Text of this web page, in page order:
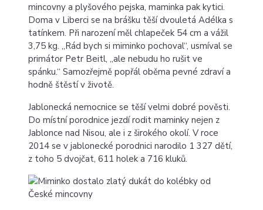
mincovny a plyšového pejska, maminka pak kytici.
Doma v Liberci se na brášku těší dvouletá Adélka s
tatínkem. Při narození měl chlapeček 54 cm a vážil
3,75 kg. „Rád bych si miminko pochoval“, usmíval se
primátor Petr Beitl, „ale nebudu ho rušit ve
spánku.“ Samozřejmě popřál oběma pevné zdraví a
hodně štěstí v životě.
Jablonecká nemocnice se těší velmi dobré pověsti.
Do místní porodnice jezdí rodit maminky nejen z
Jablonce nad Nisou, ale i z širokého okolí. V roce
2014 se v jablonecké porodnici narodilo 1 327 dětí,
z toho 5 dvojčat, 611 holek a 716 kluků.